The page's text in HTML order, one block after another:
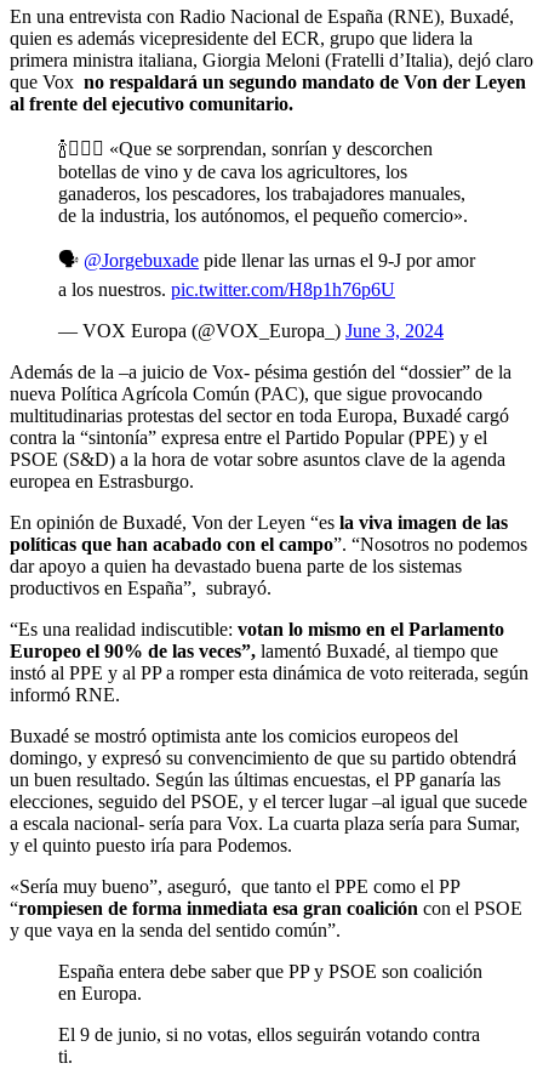
En una entrevista con Radio Nacional de España (RNE), Buxadé,
quien es además vicepresidente del ECR, grupo que lidera la
primera ministra italiana, Giorgia Meloni (Fratelli d’Italia), dejó claro
que Vox no respaldará un segundo mandato de Von der Leyen
al frente del ejecutivo comunitario.
🍾👷🏼‍♂️ «Que se sorprendan, sonrían y descorchen
botellas de vino y de cava los agricultores, los
ganaderos, los pescadores, los trabajadores manuales,
de la industria, los autónomos, el pequeño comercio».
🗣️ @Jorgebuxade pide llenar las urnas el 9-J por amor
a los nuestros. pic.twitter.com/H8p1h76p6U
— VOX Europa (@VOX_Europa_) June 3, 2024
Además de la –a juicio de Vox- pésima gestión del “dossier” de la
nueva Política Agrícola Común (PAC), que sigue provocando
multitudinarias protestas del sector en toda Europa, Buxadé cargó
contra la “sintonía” expresa entre el Partido Popular (PPE) y el
PSOE (S&D) a la hora de votar sobre asuntos clave de la agenda
europea en Estrasburgo.
En opinión de Buxadé, Von der Leyen “es la viva imagen de las
políticas que han acabado con el campo”. “Nosotros no podemos
dar apoyo a quien ha devastado buena parte de los sistemas
productivos en España”, subrayó.
“Es una realidad indiscutible: votan lo mismo en el Parlamento
Europeo el 90% de las veces”, lamentó Buxadé, al tiempo que
instó al PPE y al PP a romper esta dinámica de voto reiterada, según
informó RNE.
Buxadé se mostró optimista ante los comicios europeos del
domingo, y expresó su convencimiento de que su partido obtendrá
un buen resultado. Según las últimas encuestas, el PP ganaría las
elecciones, seguido del PSOE, y el tercer lugar –al igual que sucede
a escala nacional- sería para Vox. La cuarta plaza sería para Sumar,
y el quinto puesto iría para Podemos.
«Sería muy bueno”, aseguró, que tanto el PPE como el PP
“rompiesen de forma inmediata esa gran coalición con el PSOE
y que vaya en la senda del sentido común”.
España entera debe saber que PP y PSOE son coalición
en Europa.
El 9 de junio, si no votas, ellos seguirán votando contra
ti.